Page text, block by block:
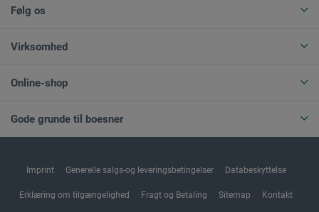
Følg os
Virksomhed
Online-shop
Gode grunde til boesner
Imprint Generelle salgs-og leveringsbetingelser Databeskyttelse
Erklæring om tilgængelighed Fragt og Betaling Sitemap Kontakt